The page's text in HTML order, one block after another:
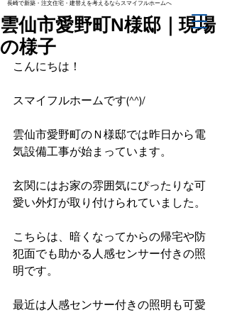
長崎で新築・注文住宅・建替えを考えるならスマイフルホームへ
雲仙市愛野町N様邸｜現場
の様子
こんにちは！
スマイフルホームです(^^)/
雲仙市愛野町のＮ様邸では昨日から電
気設備工事が始まっています。
玄関にはお家の雰囲気にぴったりな可
愛い外灯が取り付けられていました。
こちらは、暗くなってからの帰宅や防
犯面でも助かる人感センサー付きの照
明です。
最近は人感センサー付きの照明も可愛